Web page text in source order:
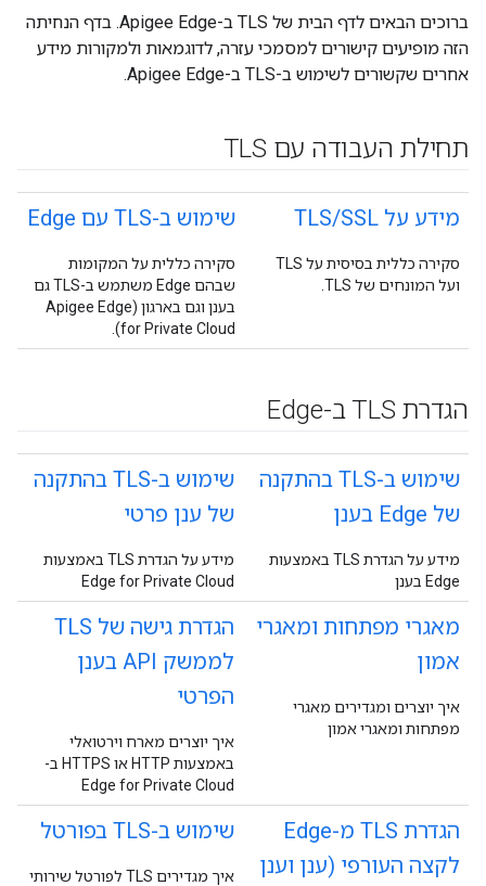
ברוכים הבאים לדף הבית של TLS ב-Apigee Edge. בדף הנחיתה
הזה מופיעים קישורים למסמכי עזרה, לדוגמאות ולמקורות מידע
אחרים שקשורים לשימוש ב-TLS ב-Apigee Edge.
תחילת העבודה עם TLS
מידע על TLS /SSL
סקירה כללית בסיסית על TLS
ועל המונחים של TLS.
שימוש ב-TLS עם Edge
סקירה כללית על המקומות
שבהם Edge משתמש ב-TLS גם
בענן וגם בארגון (Apigee Edge
for Private Cloud).
הגדרת TLS ב-Edge
שימוש ב-TLS בהתקנה
של Edge בענן
מידע על הגדרת TLS באמצעות
Edge בענן
שימוש ב-TLS בהתקנה
של ענן פרטי
מידע על הגדרת TLS באמצעות
Edge for Private Cloud
מאגרי מפתחות ומאגרי
אמון
איך יוצרים ומגדירים מאגרי
מפתחות ומאגרי אמון
הגדרת גישה של TLS
לממשק API בענן
הפרטי
איך יוצרים מארח וירטואלי
באמצעות HTTP או HTTPS ב-
Edge for Private Cloud
הגדרת TLS מ-Edge
לקצה העורפי (ענן וענן
שימוש ב-TLS בפורטל
איך מגדירים TLS לפורטל שירותי